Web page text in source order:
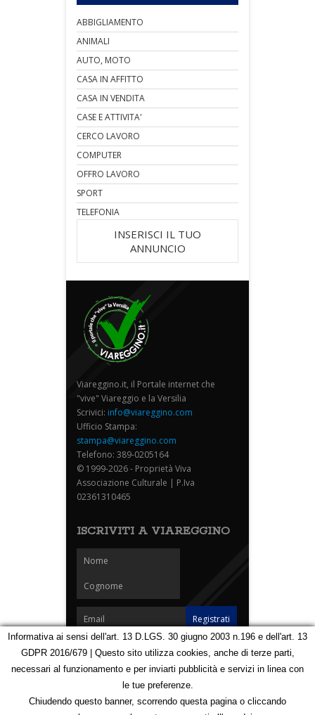
ABBIGLIAMENTO
ANIMALI
AUTO, MOTO
CASA IN AFFITTO
CASA IN VENDITA
CASE E ATTIVITA'
CERCO LAVORO
COMPUTER
OFFRO LAVORO
SPORT
TELEFONIA
INSERISCI IL TUO
ANNUNCIO
Viareggino.it, il Portale internet che
"vive" Viareggio e la Versilia
Scrivici: info@viareggino.com
Ufficio Stampa:
stampa@viareggino.com
Telefono: 389-0205164
© 1999-2026 - Proprietà Viva
Associazione Culturale | P.Iva
02361310465
ISCRIVITI A VIAREGGINO
Homepage Notizie Speciali Eventi
Foto Carnevale
Mappa
Informativa ai sensi dell'art. 13 D.LGS. 30 giugno 2003 n.196 e dell'art. 13
GDPR 2016/679 | Questo sito utilizza cookies, anche di terze parti,
necessari al funzionamento e per inviarti pubblicità e servizi in linea con
le tue preferenze.
Chiudendo questo banner, scorrendo questa pagina o cliccando